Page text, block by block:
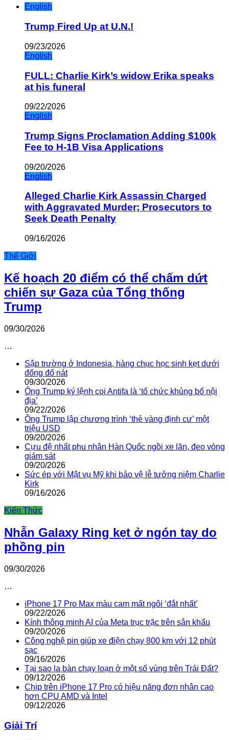
English
Trump Fired Up at U.N.!
09/23/2026
English
FULL: Charlie Kirk’s widow Erika speaks
at his funeral
09/22/2026
English
Trump Signs Proclamation Adding $100k
Fee to H-1B Visa Applications
09/20/2026
English
Alleged Charlie Kirk Assassin Charged
with Aggravated Murder; Prosecutors to
Seek Death Penalty
09/16/2026
Thế Giới
Kế hoạch 20 điểm có thể chấm dứt
chiến sự Gaza của Tổng thống
Trump
09/30/2026
…
Sập trường ở Indonesia, hàng chục học sinh kẹt dưới
đống đổ nát
09/30/2026
Ông Trump ký lệnh coi Antifa là ‘tổ chức khủng bố nội
địa’
09/22/2026
Ông Trump lập chương trình ‘thẻ vàng định cư’ một
triệu USD
09/20/2026
Cựu đệ nhất phu nhân Hàn Quốc ngồi xe lăn, đeo vòng
giám sát
09/20/2026
Sức ép với Mật vụ Mỹ khi bảo vệ lễ tưởng niệm Charlie
Kirk
09/16/2026
Kiến Thức
Nhẫn Galaxy Ring kẹt ở ngón tay do
phồng pin
09/30/2026
…
iPhone 17 Pro Max màu cam mất ngôi ‘đắt nhất’
09/22/2026
Kính thông minh AI của Meta trục trặc trên sân khấu
09/20/2026
Công nghệ pin giúp xe điện chạy 800 km với 12 phút
sạc
09/16/2026
Tại sao la bàn chạy loạn ở một số vùng trên Trái Đất?
09/12/2026
Chip trên iPhone 17 Pro có hiệu năng đơn nhân cao
hơn CPU AMD và Intel
09/12/2026
Giải Trí